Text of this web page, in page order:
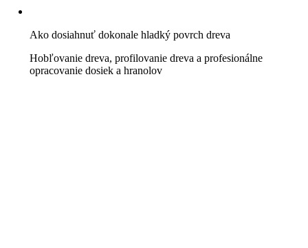
Ako dosiahnuť dokonale hladký povrch dreva
Hobľovanie dreva, profilovanie dreva a profesionálne
opracovanie dosiek a hranolov